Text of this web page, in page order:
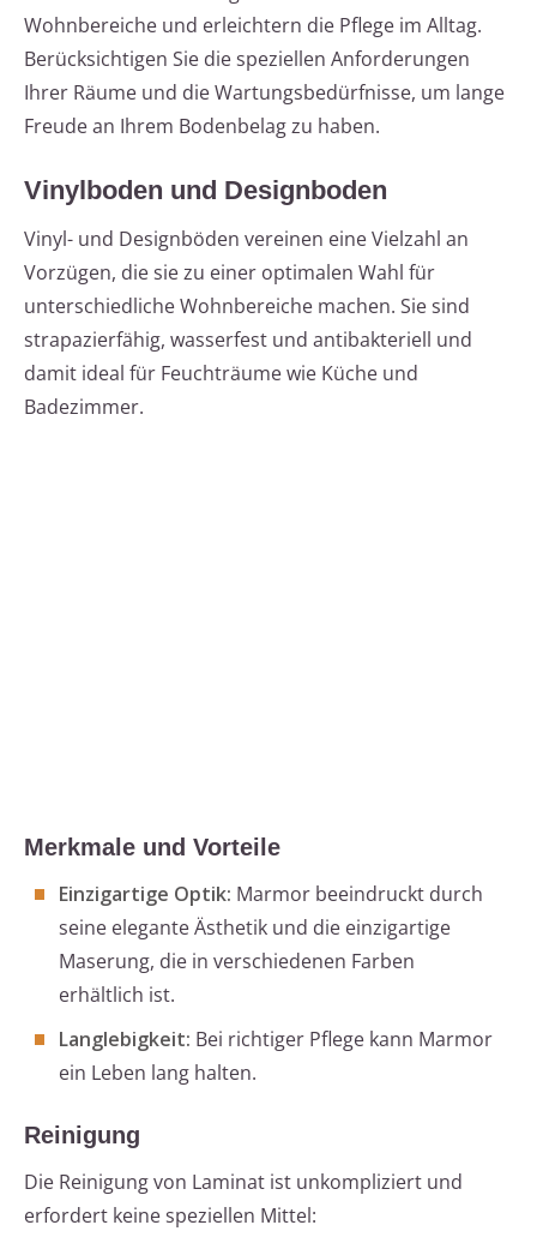
Wohnbereiche und erleichtern die Pflege im Alltag.
Berücksichtigen Sie die speziellen Anforderungen
Ihrer Räume und die Wartungsbedürfnisse, um lange
Freude an Ihrem Bodenbelag zu haben.
Vinylboden und Designboden
Vinyl- und Designböden vereinen eine Vielzahl an
Vorzügen, die sie zu einer optimalen Wahl für
unterschiedliche Wohnbereiche machen. Sie sind
strapazierfähig, wasserfest und antibakteriell und
damit ideal für Feuchträume wie Küche und
Badezimmer.
Merkmale und Vorteile
Einzigartige Optik: Marmor beeindruckt durch
seine elegante Ästhetik und die einzigartige
Maserung, die in verschiedenen Farben
erhältlich ist.
Langlebigkeit: Bei richtiger Pflege kann Marmor
ein Leben lang halten.
Reinigung
Die Reinigung von Laminat ist unkompliziert und
erfordert keine speziellen Mittel: